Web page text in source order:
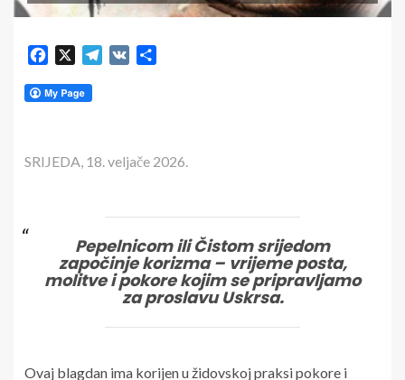
Facebook Telegram
VK
SRIJEDA, 18. veljače 2026.
Pepelnicom ili Čistom srijedom
započinje korizma – vrijeme posta,
molitve i pokore kojim se pripravljamo
za proslavu Uskrsa.
Ovaj blagdan ima korijen u židovskoj praksi pokore i